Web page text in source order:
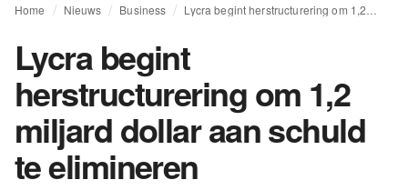
Home Nieuws Business
Lycra begint
herstructurering om 1,2
miljard dollar aan schuld
te elimineren